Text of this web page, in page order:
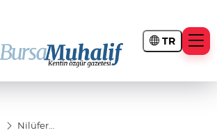
TR
Nilüfer